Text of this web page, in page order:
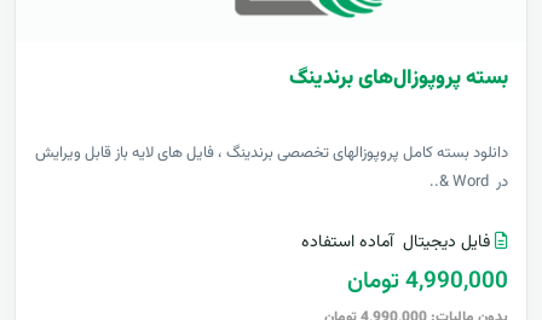
بسته پروپوزال‌های برندینگ
دانلود بسته کامل پروپوزالهای تخصصی برندینگ ، فایل های لایه باز قابل ویرایش
در Word &..
فایل دیجیتال آماده استفاده
4,990,000 تومان